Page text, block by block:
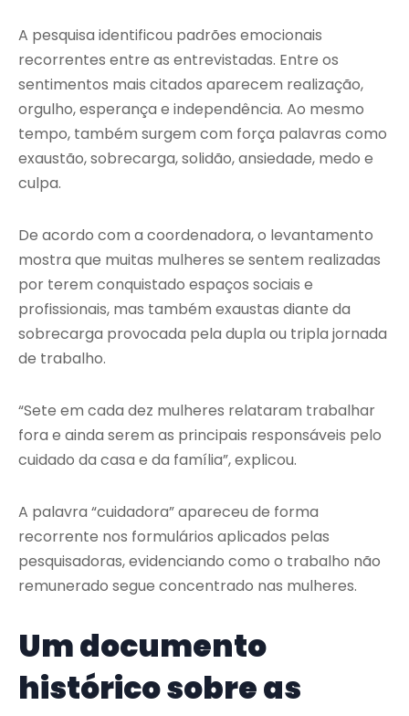
A pesquisa identificou padrões emocionais
recorrentes entre as entrevistadas. Entre os
sentimentos mais citados aparecem realização,
orgulho, esperança e independência. Ao mesmo
tempo, também surgem com força palavras como
exaustão, sobrecarga, solidão, ansiedade, medo e
culpa.
De acordo com a coordenadora, o levantamento
mostra que muitas mulheres se sentem realizadas
por terem conquistado espaços sociais e
profissionais, mas também exaustas diante da
sobrecarga provocada pela dupla ou tripla jornada
de trabalho.
“Sete em cada dez mulheres relataram trabalhar
fora e ainda serem as principais responsáveis pelo
cuidado da casa e da família”, explicou.
A palavra “cuidadora” apareceu de forma
recorrente nos formulários aplicados pelas
pesquisadoras, evidenciando como o trabalho não
remunerado segue concentrado nas mulheres.
Um documento
histórico sobre as